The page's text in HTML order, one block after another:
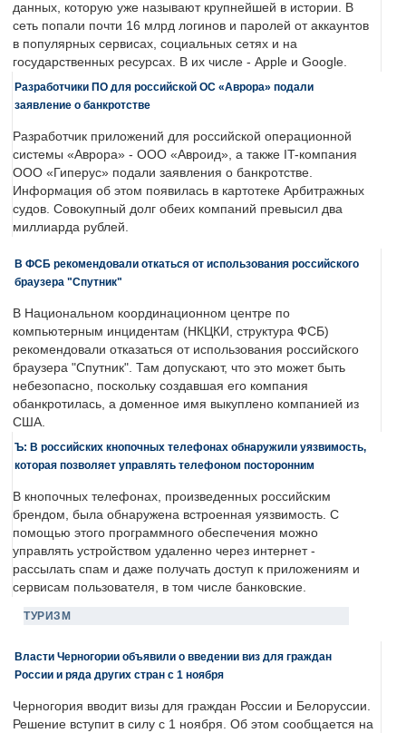
данных, которую уже называют крупнейшей в истории. В
сеть попали почти 16 млрд логинов и паролей от аккаунтов
в популярных сервисах, социальных сетях и на
государственных ресурсах. В их числе - Apple и Google.
Разработчики ПО для российской ОС «Аврора» подали
заявление о банкротстве
Разработчик приложений для российской операционной
системы «Аврора» - ООО «Авроид», а также IT-компания
ООО «Гиперус» подали заявления о банкротстве.
Информация об этом появилась в картотеке Арбитражных
судов. Совокупный долг обеих компаний превысил два
миллиарда рублей.
В ФСБ рекомендовали откаться от использования российского
браузера "Спутник"
В Национальном координационном центре по
компьютерным инцидентам (НКЦКИ, структура ФСБ)
рекомендовали отказаться от использования российского
браузера "Спутник". Там допускают, что это может быть
небезопасно, поскольку создавшая его компания
обанкротилась, а доменное имя выкуплено компанией из
США.
Ъ: В российских кнопочных телефонах обнаружили уязвимость,
которая позволяет управлять телефоном посторонним
В кнопочных телефонах, произведенных российским
брендом, была обнаружена встроенная уязвимость. С
помощью этого программного обеспечения можно
управлять устройством удаленно через интернет -
рассылать спам и даже получать доступ к приложениям и
сервисам пользователя, в том числе банковские.
ТУРИЗМ
Власти Черногории объявили о введении виз для граждан
России и ряда других стран с 1 ноября
Черногория вводит визы для граждан России и Белоруссии.
Решение вступит в силу с 1 ноября. Об этом сообщается на